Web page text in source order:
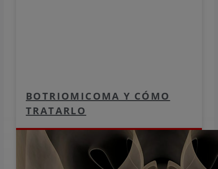
BOTRIOMICOMA Y CÓMO
TRATARLO